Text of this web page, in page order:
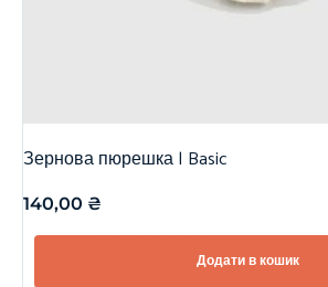
Зернова пюрешка | Basic
140,00 ₴
Додати в кошик